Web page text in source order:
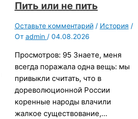
Пить или не пить
Оставьте комментарий / История /
От admin / 04.08.2026
Просмотров: 95 Знаете, меня
всегда поражала одна вещь: мы
привыкли считать, что в
дореволюционной России
коренные народы влачили
жалкое существование,…